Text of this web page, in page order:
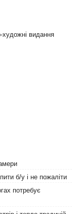
художні видання
б/у і не пожаліти
потребує